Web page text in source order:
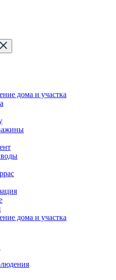
дома и участка
дома и участка